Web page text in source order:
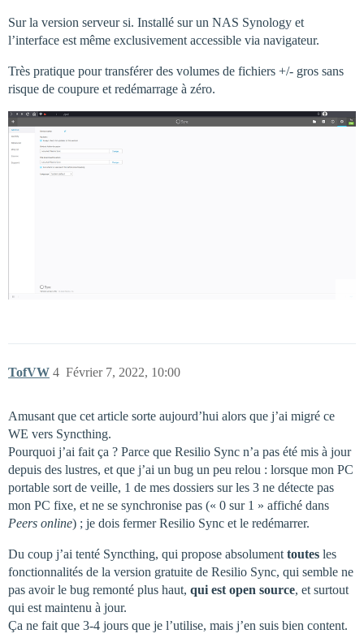
Sur la version serveur si. Installé sur un NAS Synology et
l’interface est même exclusivement accessible via navigateur.
Très pratique pour transférer des volumes de fichiers +/- gros sans
risque de coupure et redémarrage à zéro.
TofVW Février 7, 2022, 10:00
4
Amusant que cet article sorte aujourd’hui alors que j’ai migré ce
WE vers Syncthing.
Pourquoi j’ai fait ça ? Parce que Resilio Sync n’a pas été mis à jour
depuis des lustres, et que j’ai un bug un peu relou : lorsque mon PC
portable sort de veille, 1 de mes dossiers sur les 3 ne détecte pas
mon PC fixe, et ne se synchronise pas (« 0 sur 1 » affiché dans
Peers online) ; je dois fermer Resilio Sync et le redémarrer.
Du coup j’ai tenté Syncthing, qui propose absolument toutes les
fonctionnalités de la version gratuite de Resilio Sync, qui semble ne
pas avoir le bug remonté plus haut, qui est open source, et surtout
qui est maintenu à jour.
Ça ne fait que 3-4 jours que je l’utilise, mais j’en suis bien content.